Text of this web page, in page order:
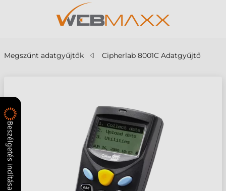
Megszűnt adatgyűjtők Cipherlab 8001C Adatgyűjtő
Beszélgetés indítása